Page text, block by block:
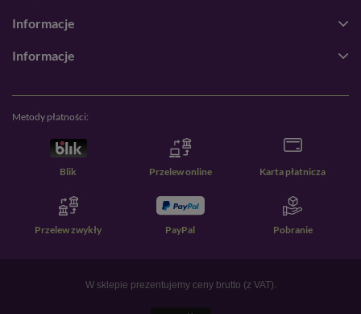
Informacje
Informacje
Metody płatności:
Blik Przelew online Karta płatnicza
Przelew zwykły PayPal Pobranie
W sklepie prezentujemy ceny brutto (z VAT).